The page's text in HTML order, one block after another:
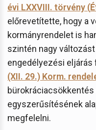
évi LXXVIII. törvény (
előrevetítette, hogy a
kormányrendelet is
szintén nagy
engedélyezési eljárás
(XII. 29.) Korm.
egyszerűsítésének
megfelelni.